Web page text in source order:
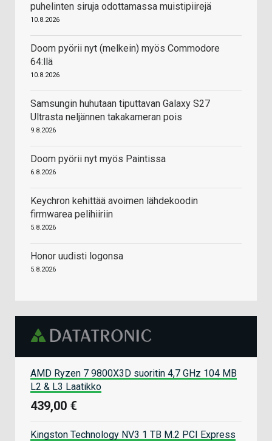
puhelinten siruja odottamassa muistipiirejä
10.8.2026
Doom pyörii nyt (melkein) myös Commodore
64:llä
10.8.2026
Samsungin huhutaan tiputtavan Galaxy S27
Ultrasta neljännen takakameran pois
9.8.2026
Doom pyörii nyt myös Paintissa
6.8.2026
Keychron kehittää avoimen lähdekoodin
firmwarea pelihiiriin
5.8.2026
Honor uudisti logonsa
5.8.2026
AMD Ryzen 7 9800X3D suoritin 4,7 GHz 104 MB
L2 & L3 Laatikko
439,00 €
Kingston Technology NV3 1 TB M.2 PCI Express